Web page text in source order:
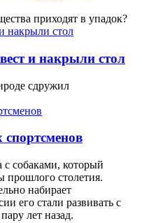
приходят в упадок?
и накрыли стол
сдружил
спортсменов
собаками, который
прошлого столетия.
набирает
его стали развивать с
лет назад.